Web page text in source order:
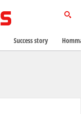
Success story